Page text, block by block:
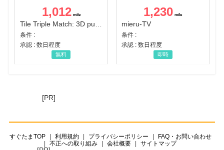
1,012
条件 :
承認 : 数日程度
無料
1,230
mieru-TV
条件 :
承認 : 数日程度
即時
[PR]
すぐたまTOP 利用規約 プライバシーポリシー
FAQ・お問い合わせ
不正への取り組み
会社概要 サイトマップ